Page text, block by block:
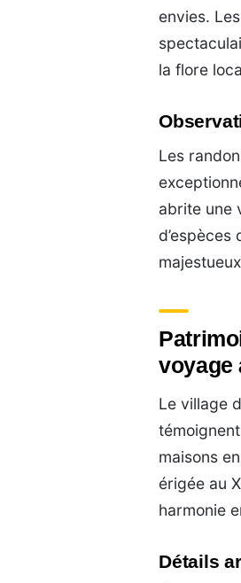
envies.
la flore
Les
abrite une
d’espèces
voyage
Le village
maisons
érigée au
harmonie
Détails